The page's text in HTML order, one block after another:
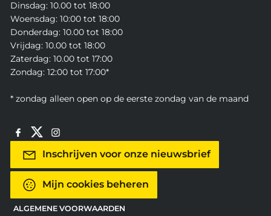
Dinsdag: 10.00 tot 18:00
Woensdag: 10:00 tot 18:00
Donderdag: 10.00 tot 18:00
Vrijdag: 10.00 tot 18:00
Zaterdag: 10.00 tot 17:00
Zondag: 12:00 tot 17:00*
* zondag alleen open op de eerste zondag van de maand
Inschrijven voor onze nieuwsbrief
Mijn cookies beheren
ALGEMENE VOORWAARDEN